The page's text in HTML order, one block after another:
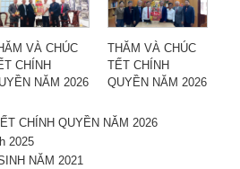
VÀ CHÚC
CHÍNH
NĂM 2026
THĂM VÀ CHÚC
TẾT CHÍNH
QUYỀN NĂM 2026
CHÍNH QUYỀN NĂM 2026
2025
NĂM 2021